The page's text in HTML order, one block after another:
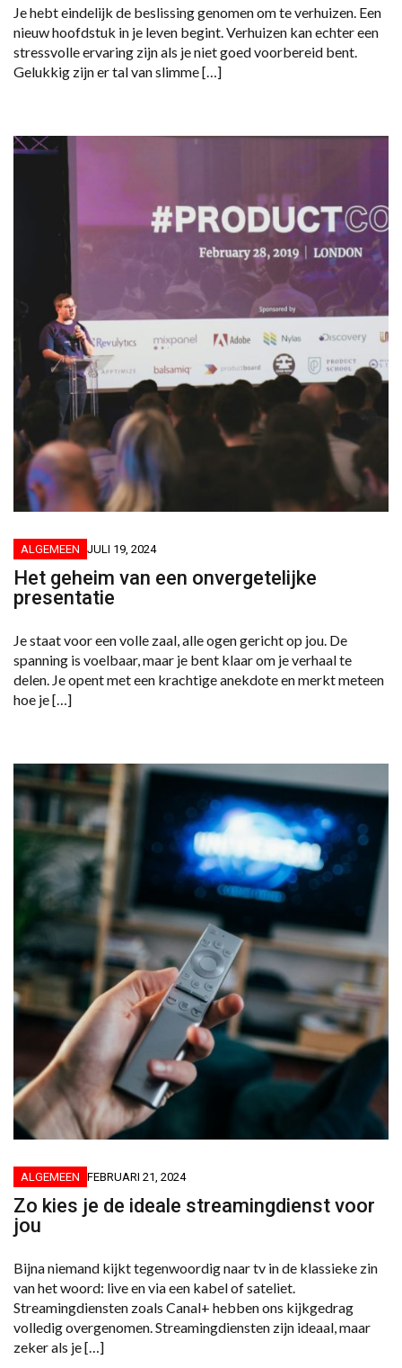
Je hebt eindelijk de beslissing genomen om te verhuizen. Een
nieuw hoofdstuk in je leven begint. Verhuizen kan echter een
stressvolle ervaring zijn als je niet goed voorbereid bent.
Gelukkig zijn er tal van slimme […]
ALGEMEEN JULI 19, 2024
Het geheim van een onvergetelijke
presentatie
Je staat voor een volle zaal, alle ogen gericht op jou. De
spanning is voelbaar, maar je bent klaar om je verhaal te
delen. Je opent met een krachtige anekdote en merkt meteen
hoe je […]
ALGEMEEN FEBRUARI 21, 2024
Zo kies je de ideale streamingdienst voor
jou
Bijna niemand kijkt tegenwoordig naar tv in de klassieke zin
van het woord: live en via een kabel of sateliet.
Streamingdiensten zoals Canal+ hebben ons kijkgedrag
volledig overgenomen. Streamingdiensten zijn ideaal, maar
zeker als je […]